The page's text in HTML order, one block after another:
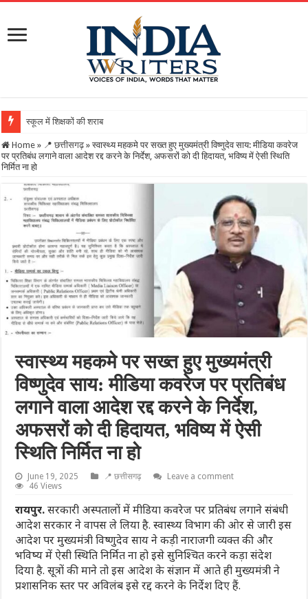
स्कूल में शिक्षकों की शराब पार्टी का वीडियो वायरल, DEO ने
Home » 📍 छत्तीसगढ़ » स्वास्थ्य महकमे पर सख्त हुए मुख्यमंत्री विष्णुदेव साय: मीडिया कवरेज
पर प्रतिबंध लगाने वाला आदेश रद्द करने के निर्देश, अफसरों को दी हिदायत, भविष्य में ऐसी स्थिति
निर्मित ना हो
स्वास्थ्य महकमे पर सख्त हुए मुख्यमंत्री
विष्णुदेव साय: मीडिया कवरेज पर प्रतिबंध
लगाने वाला आदेश रद्द करने के निर्देश,
अफसरों को दी हिदायत, भविष्य में ऐसी
स्थिति निर्मित ना हो
June 19, 2025 📍 छत्तीसगढ़
Leave a comment
46 Views
रायपुर.सरकारी अस्पतालों में मीडिया कवरेज पर प्रतिबंध लगाने संबंधी
आदेश सरकार ने वापस ले लिया है. स्वास्थ्य विभाग की ओर से जारी इस
आदेश पर मुख्यमंत्री विष्णुदेव साय ने कड़ी नाराजगी व्यक्त की और
भविष्य में ऐसी स्थिति निर्मित ना हो इसे सुनिश्चित करने कड़ा संदेश
दिया है. सूत्रों की माने तो इस आदेश के संज्ञान में आते ही मुख्यमंत्री ने
प्रशासनिक स्तर पर अविलंब इसे रद्द करने के निर्देश दिए हैं.